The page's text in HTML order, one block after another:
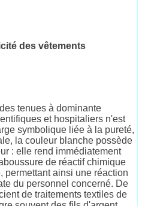
des vêtements
tenues à dominante
et hospitaliers n'est
symbolique liée à la pureté,
la couleur blanche possède
: elle rend immédiatement
de réactif chimique
ainsi une réaction
du personnel concerné. De
de traitements textiles de